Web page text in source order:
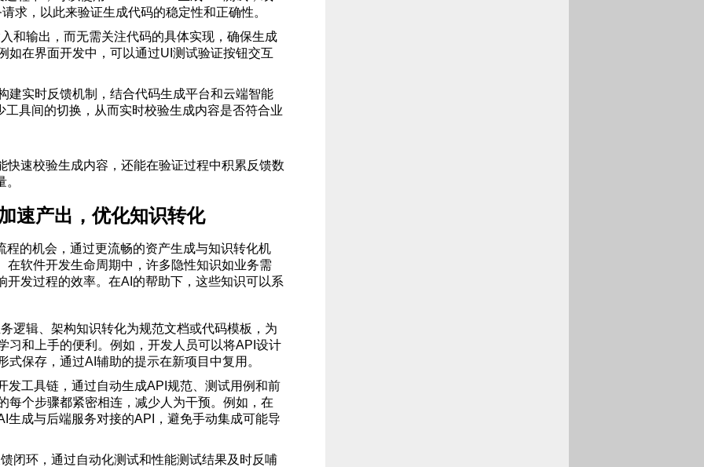
求，以此来验证生成代码的稳定性和正确性。
和输出，而无需关注代码的具体实现，确保生成
如在界面开发中，可以通过UI测试验证按钮交互
建实时反馈机制，结合代码生成平台和云端智能
工具间的切换，从而实时校验生成内容是否符合业
快速校验生成内容，还能在验证过程中积累反馈数
速产出，优化知识转化
程的机会，通过更流畅的资产生成与知识转化机
在软件开发生命周期中，许多隐性知识如业务需
开发过程的效率。在AI的帮助下，这些知识可以系
逻辑、架构知识转化为规范文档或代码模板，为
习和上手的便利。例如，开发人员可以将API设计
式保存，通过AI辅助的提示在新项目中复用。
发工具链，通过自动生成API规范、测试用例和前
每个步骤都紧密相连，减少人为干预。例如，在
生成与后端服务对接的API，避免手动集成可能导
闭环，通过自动化测试和性能测试结果及时反哺